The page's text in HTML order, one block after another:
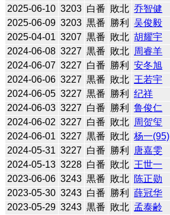
2025-06-10 3203 白番 敗北 乔智健
2025-06-09 3203 黒番 勝利 吴俊毅
2025-04-01 3207 黒番 敗北 胡耀宇
2024-06-08 3227 黒番 敗北 周睿羊
2024-06-07 3227 白番 勝利 安冬旭
2024-06-06 3227 黒番 敗北 王若宇
2024-06-05 3227 黒番 勝利 纪祥
2024-06-03 3227 白番 勝利 鲁俊仁
2024-06-02 3227 白番 敗北 周贺玺
2024-06-01 3227 黒番 敗北 杨一(95)
2024-05-31 3227 白番 勝利 唐嘉雯
2024-05-13 3228 白番 敗北 王世一
2023-06-06 3243 黒番 敗北 陈正勋
2023-05-30 3243 白番 勝利 薛冠华
2023-05-29 3243 黒番 敗北 孟泰齢